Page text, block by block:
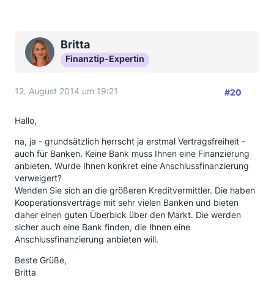
Britta
Finanztip-Expertin
12. August 2014 um 19:21 #20
Hallo,
na, ja - grundsätzlich herrscht ja erstmal Vertragsfreiheit -
auch für Banken. Keine Bank muss Ihnen eine Finanzierung
anbieten. Wurde Ihnen konkret eine Anschlussfinanzierung
verweigert?
Wenden Sie sich an die größeren Kreditvermittler. Die haben
Kooperationsverträge mit sehr vielen Banken und bieten
daher einen guten Überbick über den Markt. Die werden
sicher auch eine Bank finden, die Ihnen eine
Anschlussfinanzierung anbieten will.
Beste Grüße,
Britta